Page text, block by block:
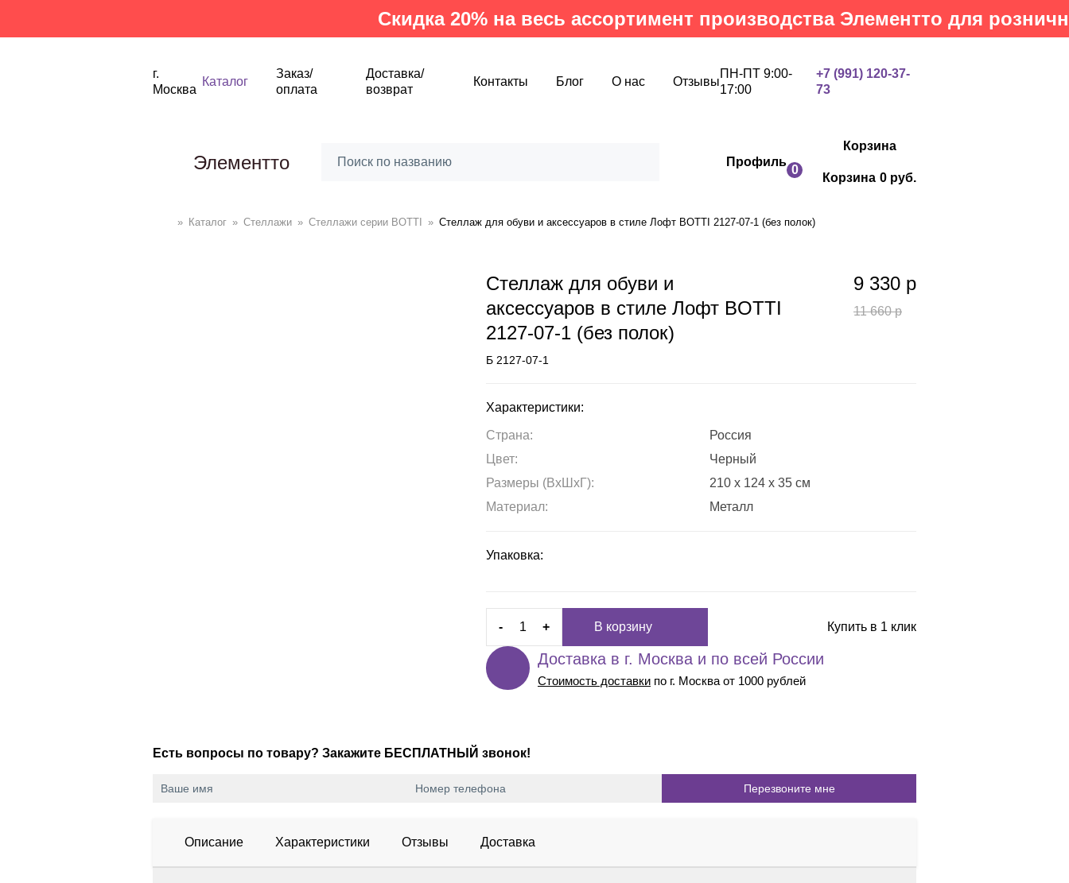
Скидка 20% на весь ассортимент производства Элементто для розничных
г.
Москва
Каталог
Заказ/
оплата
Доставка/
возврат
Контакты Блог О нас Отзывы
ПН-ПТ 9:00-
17:00
+7 (991) 120-37-
73
Элементто Профиль
Корзина
0
Корзина 0 руб.
» Каталог » Стеллажи » Cтеллажи серии BOTTI » Стеллаж для обуви и аксессуаров в стиле Лофт BOTTI 2127-07-1 (без полок)
Стеллаж для обуви и
аксессуаров в стиле Лофт BOTTI
2127-07-1 (без полок)
Б 2127-07-1
9 330 р
11 660р
Характеристики:
Страна:
Россия
Цвет:
Черный
Размеры (ВxШxГ):
210 x 124 x 35 см
Материал:
Металл
Упаковка:
- + В корзину Купить в 1 клик
Доставка в г. Москва и по всей России
Стоимость доставки по г. Москва от 1000 рублей
Есть вопросы по товару? Закажите БЕСПЛАТНЫЙ звонок!
Описание Характеристики Отзывы Доставка